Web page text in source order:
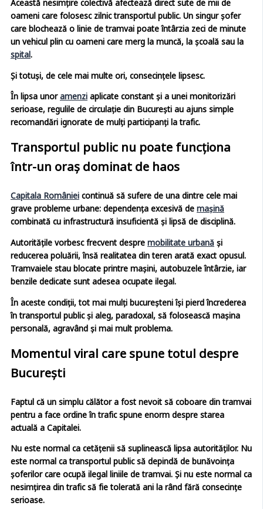
Această nesimțire colectivă afectează direct sute de mii de
oameni care folosesc zilnic transportul public. Un singur șofer
care blochează o linie de tramvai poate întârzia zeci de minute
un vehicul plin cu oameni care merg la muncă, la școală sau la
spital.
Și totuși, de cele mai multe ori, consecințele lipsesc.
În lipsa unoramenzi aplicate constant și a unei monitorizări
serioase, regulile de circulație din București au ajuns simple
recomandări ignorate de mulți participanți la trafic.
Transportul public nu poate funcționa
într-un oraș dominat de haos
Capitala României continuă să sufere de una dintre cele mai
grave probleme urbane: dependența excesivă de mașină
combinată cu infrastructură insuficientă și lipsă de disciplină.
Autoritățile vorbesc frecvent despre mobilitate urbană și
reducerea poluării, însă realitatea din teren arată exact opusul.
Tramvaiele stau blocate printre mașini, autobuzele întârzie, iar
benzile dedicate sunt adesea ocupate ilegal.
În aceste condiții, tot mai mulți bucureșteni își pierd încrederea
în transportul public și aleg, paradoxal, să folosească mașina
personală, agravând și mai mult problema.
Momentul viral care spune totul despre
București
Faptul că un simplu călător a fost nevoit să coboare din tramvai
pentru a face ordine în trafic spune enorm despre starea
actuală a Capitalei.
Nu este normal ca cetățenii să suplinească lipsa autorităților. Nu
este normal ca transportul public să depindă de bunăvoința
șoferilor care ocupă ilegal liniile de tramvai. Și nu este normal ca
nesimțirea din trafic să fie tolerată ani la rând fără consecințe
serioase.